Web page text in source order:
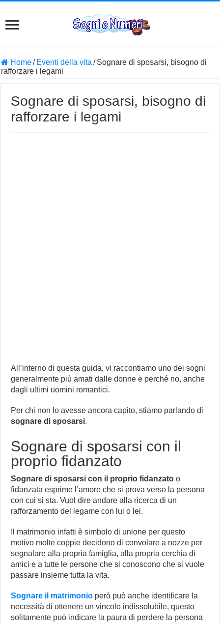
Home/ Eventi della vita / Sognare di sposarsi, bisogno di
rafforzare i legami
Sognare di sposarsi, bisogno di
rafforzare i legami
All’interno di questa guida, vi raccontiamo uno dei sogni
generalmente più amati dalle donne e perché no, anche
dagli ultimi uomini romantici.
Per chi non lo avesse ancora capito, stiamo parlando di
sognare di sposarsi.
Sognare di sposarsi con il
proprio fidanzato
Sognare di sposarsi con il proprio fidanzato o
fidanzata esprime l’amore che si prova verso la persona
con cui si sta. Vuol dire andare alla ricerca di un
rafforzamento del legame con lui o lei.
Il matrimonio infatti è simbolo di unione per questo
motivo molte coppie decidono di convolare a nozze per
segnalare alla propria famiglia, alla propria cerchia di
amici e a tutte le persone che si conoscono che si vuole
passare insieme tutta la vita.
Sognare il matrimonio però può anche identificare la
necessità di ottenere un vincolo indissolubile, questo
solitamente può indicare la paura di perdere la persona